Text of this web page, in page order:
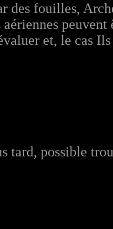
des fouilles,
peuvent
et, le cas
tard, possible